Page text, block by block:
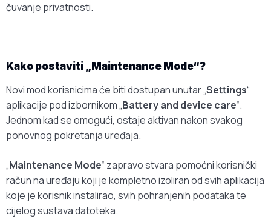
čuvanje privatnosti.
Kako postaviti „Maintenance Mode“?
Novi mod korisnicima će biti dostupan unutar „Settings“
aplikacije pod izbornikom „Battery and device care“.
Jednom kad se omogući, ostaje aktivan nakon svakog
ponovnog pokretanja uređaja.
„Maintenance Mode“ zapravo stvara pomoćni korisnički
račun na uređaju koji je kompletno izoliran od svih aplikacija
koje je korisnik instalirao, svih pohranjenih podataka te
cijelog sustava datoteka.